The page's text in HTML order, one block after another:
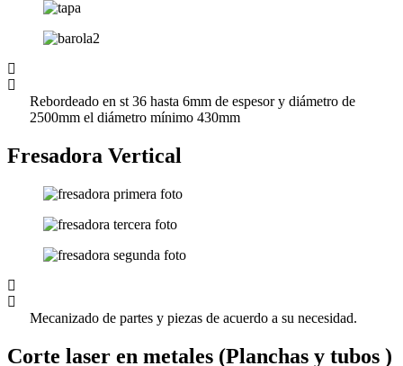
Rebordeado en st 36 hasta 6mm de espesor y diámetro de
2500mm el diámetro mínimo 430mm
Fresadora Vertical
Mecanizado de partes y piezas de acuerdo a su necesidad.
Corte laser en metales (Planchas y tubos )